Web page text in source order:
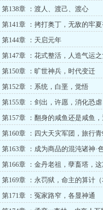
第138章 ：渡人、渡己、渡心
第141章 ：拷打奥丁，无敌的牢夏
第144章 ：天启元年
第147章 ：花式整活，人造气运
第150章 ：旷世神兵，时代变迁
第152章 ：系统，白垩，觉悟
第155章 ：剑出，许愿，消化恐虐
第157章 ：翻身的咸鱼还是咸鱼
港第160章 ：四大天灾军团，旅行
第163章 ：成为商品的混沌诸神·
第166章 ：金丹老祖，孽畜塔，这
第169章 ：永罚狱，命主的算计（
第171章 ：冤家路窄，各显神通